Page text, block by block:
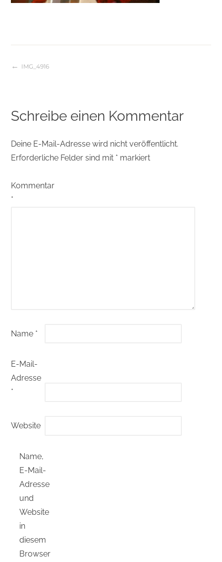
Beitragsnavigation
IMG_4916
Schreibe einen Kommentar
Deine E-Mail-Adresse wird nicht veröffentlicht.
Erforderliche Felder sind mit * markiert
Kommentar
*
Name *
E-Mail-
Adresse
*
Website
Name,
E-Mail-
Adresse
und
Website
in
diesem
Browser